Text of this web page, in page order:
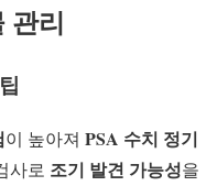
관리
이 높아져 PSA 수치 정기
사로 조기 발견 가능성을